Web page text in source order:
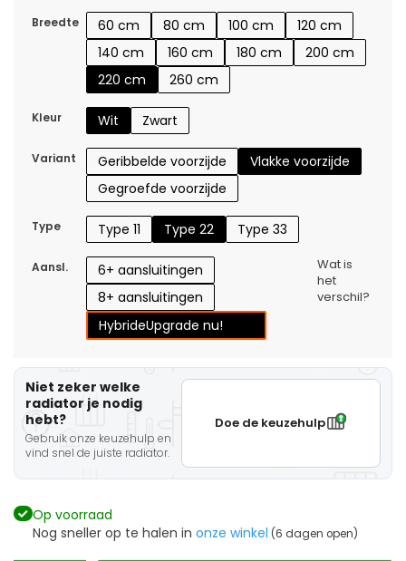
Breedte 60 cm 80 cm 100 cm
120 cm
140 cm
160 cm 180 cm
200 cm
220 cm
260 cm
Kleur Wit Zwart
Variant Geribbelde voorzijde
Vlakke voorzijde
Gegroefde voorzijde
Type Type 11 Type 22 Type 33
Aansl.
6+ aansluitingen
8+ aansluitingen
HybrideUpgrade nu!
Wat is
het
verschil?
Niet zeker welke
radiator je nodig
hebt?
Gebruik onze keuzehulp en
vind snel de juiste radiator.
Doe de keuzehulp
Op voorraad
Nog sneller op te halen in onze winkel (6 dagen open)